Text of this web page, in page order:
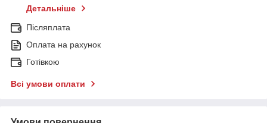
Детальніше
Післяплата
Оплата на рахунок
Готівкою
Всі умови оплати